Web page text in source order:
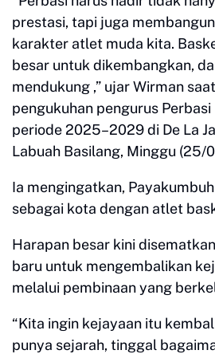
prestasi, tapi juga
karakter atlet muda kita.
besar untuk dikembangkan,
mendukung ,” ujar Wirman
pengukuhan pengurus
periode 2025–2029 di De La
Labuah Basilang, Minggu
Ia mengingatkan,
sebagai kota dengan atlet
Harapan besar kini
baru untuk mengembalikan
melalui pembinaan yang
“Kita ingin kejayaan itu
punya sejarah, tinggal